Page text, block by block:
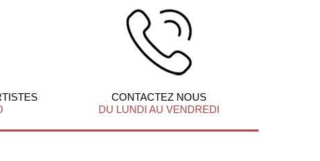
CONTACTEZ NOUS
DU LUNDI AU VENDREDI